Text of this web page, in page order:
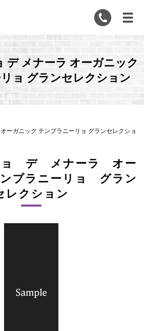
デ メナーラ オーガニック
ョ グランセレクション
ーガニック テンプラニーリョ グランセレクショ
ョ デ メナーラ オー
プラニーリョ グラン
レクション